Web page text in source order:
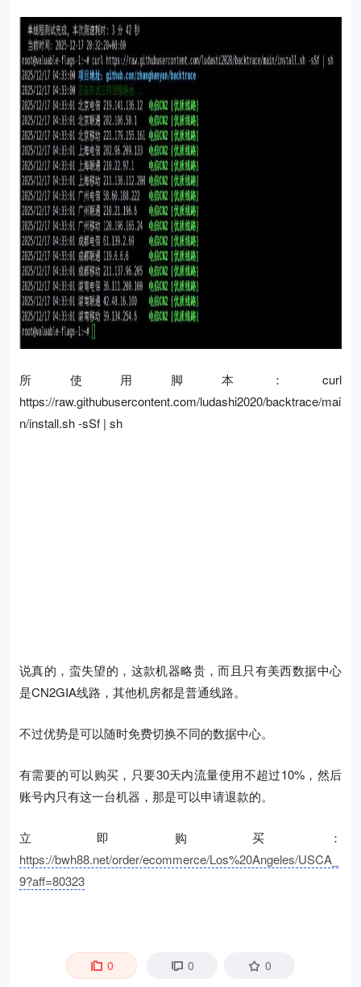
所使用脚本：curl
https://raw.githubusercontent.com/ludashi2020/backtrace/mai
n/install.sh -sSf | sh
说真的，蛮失望的，这款机器略贵，而且只有美西数据中心
是CN2GIA线路，其他机房都是普通线路。
不过优势是可以随时免费切换不同的数据中心。
有需要的可以购买，只要30天内流量使用不超过10%，然后
账号内只有这一台机器，那是可以申请退款的。
立即购买：
https://bwh88.net/order/ecommerce/Los%20Angeles/USCA_
9?aff=80323
0 0 0